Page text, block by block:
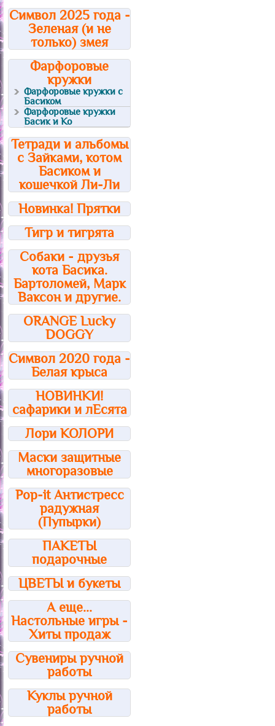
Символ 2025 года -
Зеленая (и не
только) змея
Фарфоровые
кружки
Фарфоровые кружки с
Басиком
Фарфоровые кружки
Басик и Ко
Тетради и альбомы
с Зайками, котом
Басиком и
кошечкой Ли-Ли
Новинка! Прятки
Тигр и тигрята
Собаки - друзья
кота Басика.
Бартоломей, Марк
Ваксон и другие.
ORANGE Lucky
DOGGY
Символ 2020 года -
Белая крыса
НОВИНКИ!
сафарики и лЕсята
Лори КОЛОРИ
Маски защитные
многоразовые
Pop-it Антистресс
радужная
(Пупырки)
ПАКЕТЫ
подарочные
ЦВЕТЫ и букеты
А еще...
Настольные игры -
Хиты продаж
Сувениры ручной
работы
Куклы ручной
работы